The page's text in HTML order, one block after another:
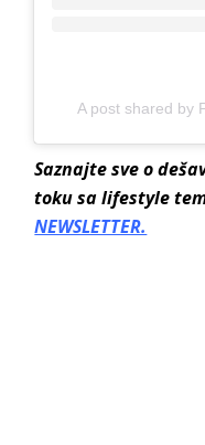
A post shared by
Saznajte sve o
toku sa lifestyle
NEWSLETTER.